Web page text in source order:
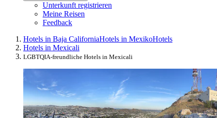
Unterkunft registrieren
Meine Reisen
Feedback
Hotels in Baja CaliforniaHotels in MexikoHotels
Hotels in Mexicali
LGBTQIA-freundliche Hotels in Mexicali